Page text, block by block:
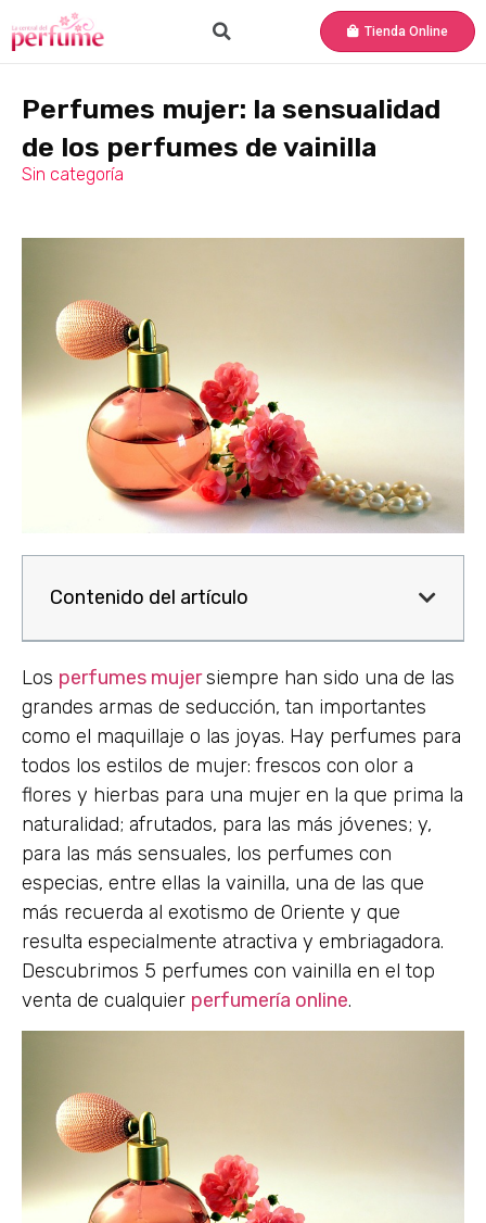
Tienda Online
Perfumes mujer: la sensualidad
de los perfumes de vainilla
Sin categoría
Contenido del artículo
Los perfumes mujersiempre han sido una de las
grandes armas de seducción, tan importantes
como el maquillaje o las joyas. Hay perfumes para
todos los estilos de mujer: frescos con olor a
flores y hierbas para una mujer en la que prima la
naturalidad; afrutados, para las más jóvenes; y,
para las más sensuales, los perfumes con
especias, entre ellas la vainilla, una de las que
más recuerda al exotismo de Oriente y que
resulta especialmente atractiva y embriagadora.
Descubrimos 5 perfumes con vainilla en el top
venta de cualquier perfumería online.